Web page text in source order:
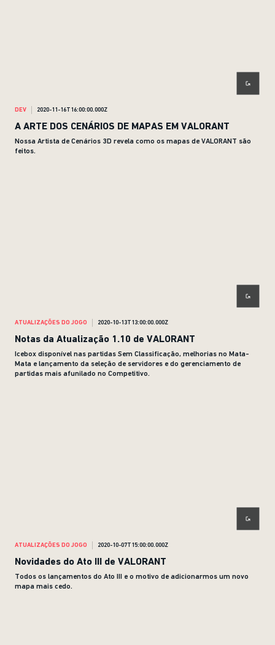
DEV 2020-11-16T16:00:00.000Z
A ARTE DOS CENÁRIOS DE MAPAS EM VALORANT
Nossa Artista de Cenários 3D revela como os mapas de VALORANT são
feitos.
ATUALIZAÇÕES DO JOGO 2020-10-13T13:00:00.000Z
Notas da Atualização 1.10 de VALORANT
Icebox disponível nas partidas Sem Classificação, melhorias no Mata-
Mata e lançamento da seleção de servidores e do gerenciamento de
partidas mais afunilado no Competitivo.
ATUALIZAÇÕES DO JOGO 2020-10-07T15:00:00.000Z
Novidades do Ato III de VALORANT
Todos os lançamentos do Ato III e o motivo de adicionarmos um novo
mapa mais cedo.